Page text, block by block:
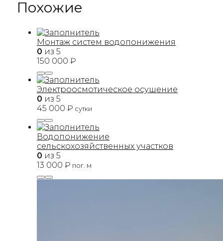
Похожие
Монтаж систем водопонижения
0 из 5
150 000 ₽
Электроосмотическое осушение
0 из 5
45 000 ₽ сутки
Водопонижение
сельскохозяйственных участков
0 из 5
13 000 ₽ пог. м